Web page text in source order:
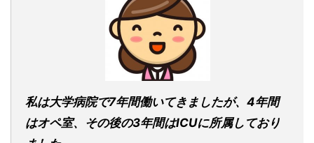
私は大学病院で7年間働いてきましたが、4年間
はオペ室、その後の3年間はICUに所属しており